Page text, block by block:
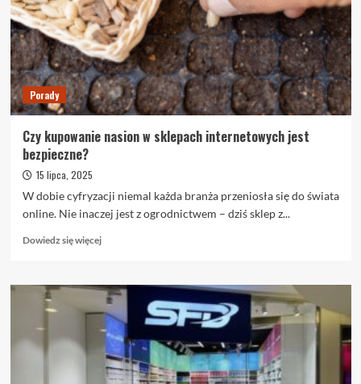
od
miski!
Jak
dieta
wpływa
na
sierść,
nastrój
odporność
Porady
Czy kupowanie nasion w sklepach internetowych jest
bezpieczne?
15 lipca, 2025
W dobie cyfryzacji niemal każda branża przeniosła się do świata
online. Nie inaczej jest z ogrodnictwem – dziś sklep z...
Dowiedz się więcejDowiedz
o
Czy
kupowanie
nasion
w
sklepach
internetowych